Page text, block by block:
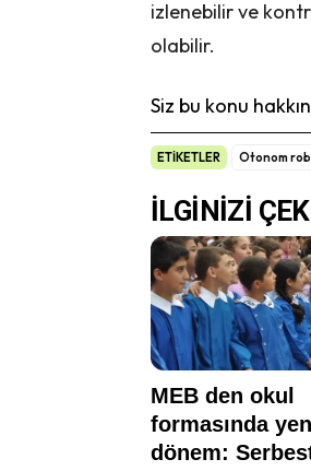
izlenebilir ve
olabilir.
Siz bu konu
ETİKETLER Otonom